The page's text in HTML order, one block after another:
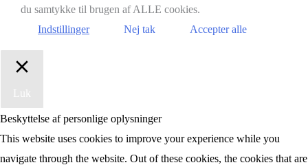
du samtykke til brugen af ALLE cookies.
Indstillinger
Nej tak Accepter alle
Luk
Beskyttelse af personlige oplysninger
This website uses cookies to improve your experience while you
navigate through the website. Out of these cookies, the cookies that are